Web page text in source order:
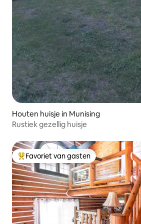
Houten huisje in Munising
Rustiek gezellig huisje
Topfavoriet van gasten
Favoriet van gasten